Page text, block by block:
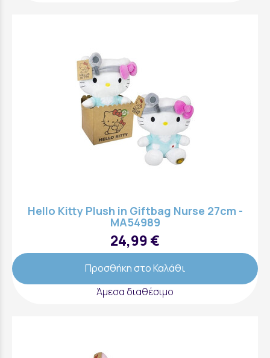
Hello Kitty Plush in Giftbag Nurse 27cm -
MA54989
24,99 €
Προσθήκη στο Καλάθι
Άμεσα διαθέσιμο